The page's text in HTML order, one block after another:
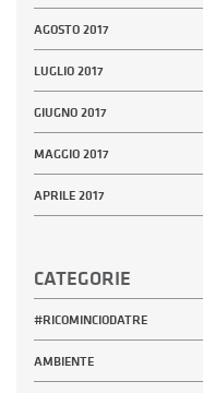
AGOSTO 2017
LUGLIO 2017
GIUGNO 2017
MAGGIO 2017
APRILE 2017
CATEGORIE
#RICOMINCIODATRE
AMBIENTE